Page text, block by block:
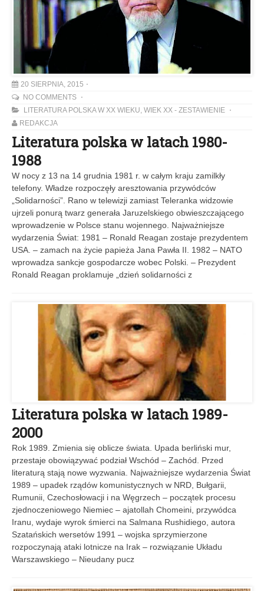
20 SIERPNIA, 2015
NO COMMENTS
LITERATURA POLSKA W XX WIEKU, WIEK XX - ZESTAWIENIE
REDAKCJA
Literatura polska w latach 1980-
1988
W nocy z 13 na 14 grudnia 1981 r. w całym kraju zamilkły
telefony. Władze rozpoczęły aresztowania przywódców
„Solidarności”. Rano w telewizji zamiast Teleranka widzowie
ujrzeli ponurą twarz generała Jaruzelskiego obwieszczającego
wprowadzenie w Polsce stanu wojennego. Najważniejsze
wydarzenia Świat: 1981 – Ronald Reagan zostaje prezydentem
USA. – zamach na życie papieża Jana Pawła II. 1982 – NATO
wprowadza sankcje gospodarcze wobec Polski. – Prezydent
Ronald Reagan proklamuje „dzień solidarności z
Literatura polska w latach 1989-
2000
Rok 1989. Zmienia się oblicze świata. Upada berliński mur,
przestaje obowiązywać podział Wschód – Zachód. Przed
literaturą stają nowe wyzwania. Najważniejsze wydarzenia Świat
1989 – upadek rządów komunistycznych w NRD, Bułgarii,
Rumunii, Czechosłowacji i na Węgrzech – początek procesu
zjednoczeniowego Niemiec – ajatollah Chomeini, przywódca
Iranu, wydaje wyrok śmierci na Salmana Rushidiego, autora
Szatańskich wersetów 1991 – wojska sprzymierzone
rozpoczynają ataki lotnicze na Irak – rozwiązanie Układu
Warszawskiego – Nieudany pucz